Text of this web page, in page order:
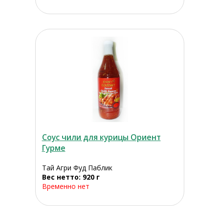
Соус чили для курицы Ориент
Гурме
Тай Агри Фуд Паблик
Вес нетто: 920 г
Временно нет